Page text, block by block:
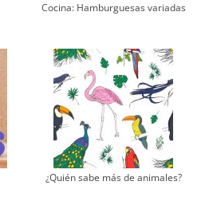
Cocina: Hamburguesas variadas
¿Quién sabe más de animales?